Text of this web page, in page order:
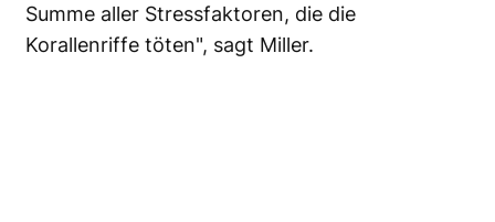
Summe aller Stressfaktoren, die die
Korallenriffe töten", sagt Miller.